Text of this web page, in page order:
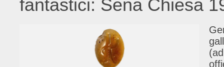
fantastici: Sena Chiesa